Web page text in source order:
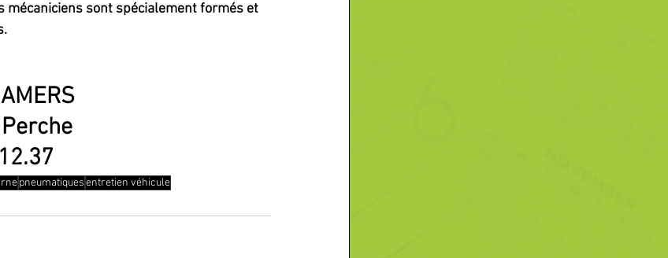
mécaniciens sont spécialement formés et
pneumatiquesentretien véhicule